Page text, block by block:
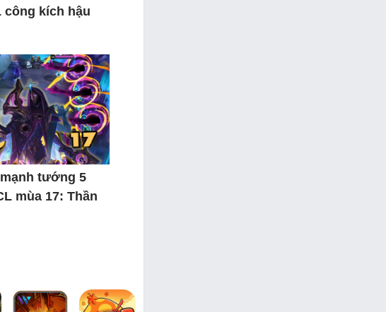
công kích hậu
tướng 5
mùa 17: Thần